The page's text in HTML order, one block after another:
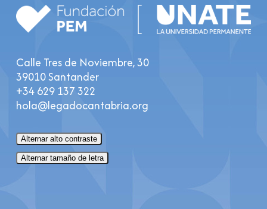
Calle Tres de Noviembre, 30
39010 Santander
+34 629 137 322
hola@legadocantabria.org
Alternar alto contraste
Alternar tamaño de letra